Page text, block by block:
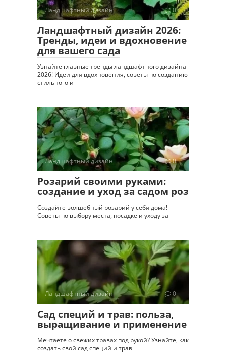
Ландшафтный дизайн 0
Ландшафтный дизайн 2026:
Тренды, идеи и вдохновение
для вашего сада
Узнайте главные тренды ландшафтного дизайна
2026! Идеи для вдохновения, советы по созданию
стильного и
Ландшафтный дизайн 0
Розарий своими руками:
создание и уход за садом роз
Создайте волшебный розарий у себя дома!
Советы по выбору места, посадке и уходу за
Ландшафтный дизайн 0
Сад специй и трав: польза,
выращивание и применение
Мечтаете о свежих травах под рукой? Узнайте, как
создать свой сад специй и трав